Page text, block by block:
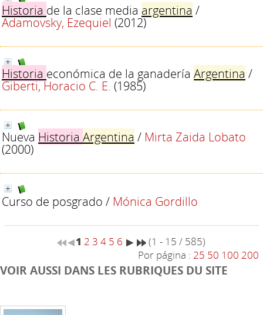
Historia de la clase media argentina /
Adamovsky, Ezequiel (2012)
Historia económica de la ganadería Argentina /
Giberti, Horacio C. E. (1985)
Nueva Historia Argentina / Mirta Zaida Lobato
(2000)
Curso de posgrado / Mónica Gordillo
1 2 3 4 5 6
(1 - 15 / 585)
Por página : 25 50 100 200
VOIR AUSSI DANS LES RUBRIQUES DU SITE